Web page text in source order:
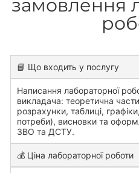
замовлення
📘 Що входить у послугу
Написання лабораторної
викладача: теоретична
розрахунки, таблиці,
потреби), висновки та
ЗВО та ДСТУ.
💰 Ціна лабораторної роботи